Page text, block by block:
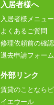
入居者様へ
入居者様メニュー
よくあるご質問
修理依頼前の確
退去申請フォーム
外部リンク
賃貸のことなら
イエウール